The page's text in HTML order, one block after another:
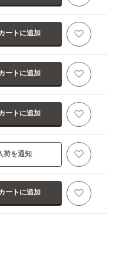
ートに追加
ートに追加
ートに追加
荷を通知
ートに追加